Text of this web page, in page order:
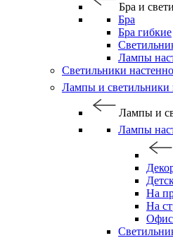
Бра и
Бра
Бра гибкие
Лампы
Светильники
Лампы и светильники
Лампы и
Лампы
На
На